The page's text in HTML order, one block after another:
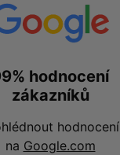
hodnocení
zákazníků
hodnocení
na Google.com